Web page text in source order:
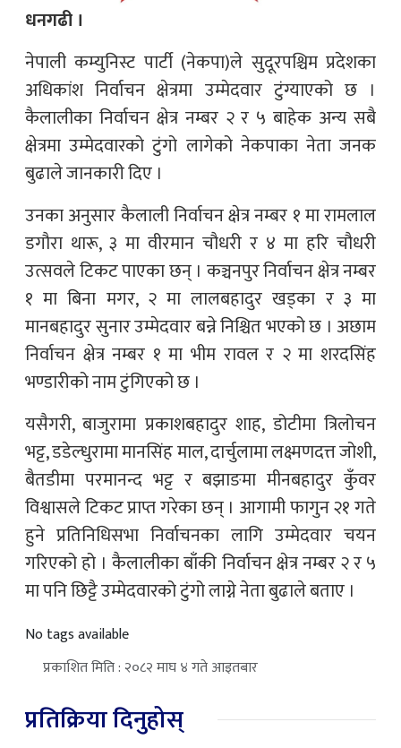
धनगढी ।
नेपाली कम्युनिस्ट पार्टी (नेकपा)ले सुदूरपश्चिम प्रदेशका
अधिकांश निर्वाचन क्षेत्रमा उम्मेदवार टुंग्याएको छ ।
कैलालीका निर्वाचन क्षेत्र नम्बर २ र ५ बाहेक अन्य सबै
क्षेत्रमा उम्मेदवारको टुंगो लागेको नेकपाका नेता जनक
बुढाले जानकारी दिए ।
उनका अनुसार कैलाली निर्वाचन क्षेत्र नम्बर १ मा रामलाल
डगौरा थारू, ३ मा वीरमान चौधरी र ४ मा हरि चौधरी
उत्सवले टिकट पाएका छन् । कञ्चनपुर निर्वाचन क्षेत्र नम्बर
१ मा बिना मगर, २ मा लालबहादुर खड्का र ३ मा
मानबहादुर सुनार उम्मेदवार बन्ने निश्चित भएको छ । अछाम
निर्वाचन क्षेत्र नम्बर १ मा भीम रावल र २ मा शरदसिंह
भण्डारीको नाम टुंगिएको छ ।
यसैगरी, बाजुरामा प्रकाशबहादुर शाह, डोटीमा त्रिलोचन
भट्ट, डडेल्धुरामा मानसिंह माल, दार्चुलामा लक्ष्मणदत्त जोशी,
बैतडीमा परमानन्द भट्ट र बझाङमा मीनबहादुर कुँवर
विश्वासले टिकट प्राप्त गरेका छन् । आगामी फागुन २१ गते
हुने प्रतिनिधिसभा निर्वाचनका लागि उम्मेदवार चयन
गरिएको हो । कैलालीका बाँकी निर्वाचन क्षेत्र नम्बर २ र ५
मा पनि छिट्टै उम्मेदवारको टुंगो लाग्ने नेता बुढाले बताए ।
No tags available
प्रकाशित मिति : २०८२ माघ ४ गते आइतबार
प्रतिक्रिया दिनुहोस्